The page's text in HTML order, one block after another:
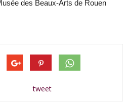
des Beaux-Arts de Rouen
tweet